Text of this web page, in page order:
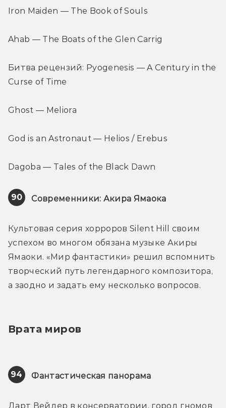
Iron Maiden — The Book of Souls
Ahab — The Boats of the Glen Carrig
Битва рецензий: Pyogenesis — A Century in the
Curse of Time
Ghost — Meliora
God is an Astronaut — Helios / Erebus
Dagoba — Tales of the Black Dawn
90 Современники: Акира Ямаока
Культовая серия хорроров Silent Hill своим
успехом во многом обязана музыке Акиры
Ямаоки. «Мир фантастики» решил вспомнить
творческий путь легендарного композитора,
а заодно и задать ему несколько вопросов.
Врата миров
94 Фантастическая панорама
Дарт Вейдер в консерватории, город гномов